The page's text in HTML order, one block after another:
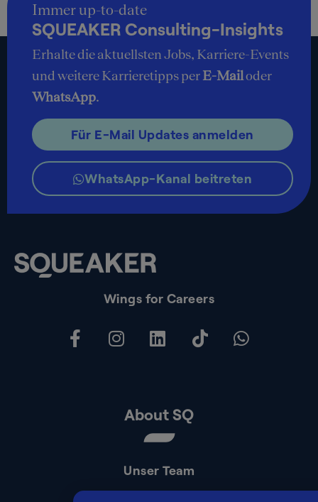
Wings for Careers
About SQ
Unser Team
Immer up-to-date
SQUEAKER Consulting-Insights
Erhalte die aktuellsten Jobs, Karriere-Events
und weitere Karrieretipps perE-Mailoder
WhatsApp.
Für E-Mail Updates anmelden
WhatsApp-Kanal beitreten